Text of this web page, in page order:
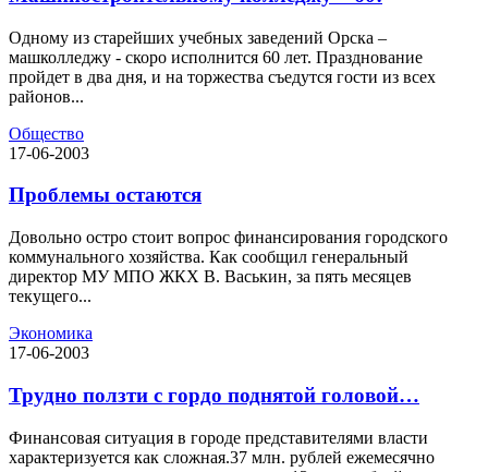
Одному из старейших учебных заведений Орска –
машколледжу - скоро исполнится 60 лет. Празднование
пройдет в два дня, и на торжества съедутся гости из всех
районов...
Общество
17-06-2003
Проблемы остаются
Довольно остро стоит вопрос финансирования городского
коммунального хозяйства. Как сообщил генеральный
директор МУ МПО ЖКХ В. Васькин, за пять месяцев
текущего...
Экономика
17-06-2003
Трудно ползти с гордо поднятой головой…
Финансовая ситуация в городе представителями власти
характеризуется как сложная.37 млн. рублей ежемесячно